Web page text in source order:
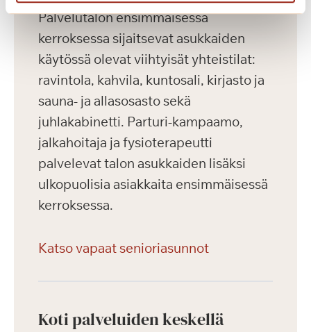
Palvelutalon ensimmäisessä
kerroksessa sijaitsevat asukkaiden
käytössä olevat viihtyisät yhteistilat:
ravintola, kahvila, kuntosali, kirjasto ja
sauna- ja allasosasto sekä
juhlakabinetti. Parturi-kampaamo,
jalkahoitaja ja fysioterapeutti
palvelevat talon asukkaiden lisäksi
ulkopuolisia asiakkaita ensimmäisessä
kerroksessa.
Katso vapaat senioriasunnot
Koti palveluiden keskellä